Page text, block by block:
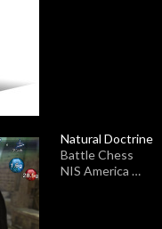
Natural Doctrine
Battle Chess
NIS America …